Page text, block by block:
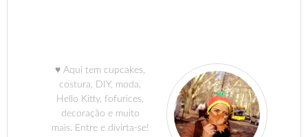
♥ Aqui tem cupcakes,
costura, DIY, moda,
Hello Kitty, fofurices,
decoração e muito
mais. Entre e divirta-se!